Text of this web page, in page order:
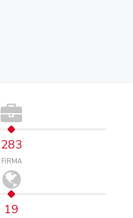
283
FİRMA
19